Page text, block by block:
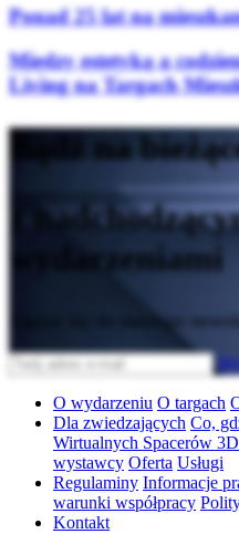
Ponad 25 lat na
Między estetyką a
Living na Targach
Bądź na
z
wydarzeniami
Zapisz się do naszego
O wydarzeniu O targach
Dla zwiedzających Co,
Wirtualnych Spacerów
wystawcy Oferta Usługi
Regulaminy Informacje
warunki współpracy
Kontakt